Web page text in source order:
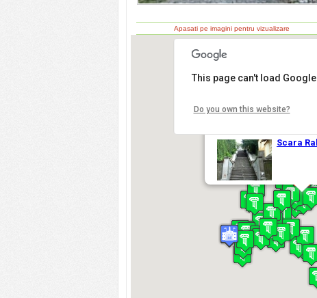
Apasati pe imagini pentru vizualizare